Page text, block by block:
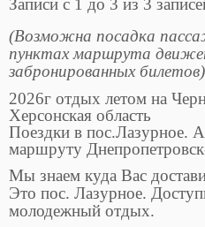
(Возможна посадка
пунктах маршрута
забронированных билетов)
2026г отдых летом на
Херсонская область
Поездки в пос.Лазурное.
маршруту
Мы знаем куда Вас
Это пос. Лазурное.
молодежный отдых.